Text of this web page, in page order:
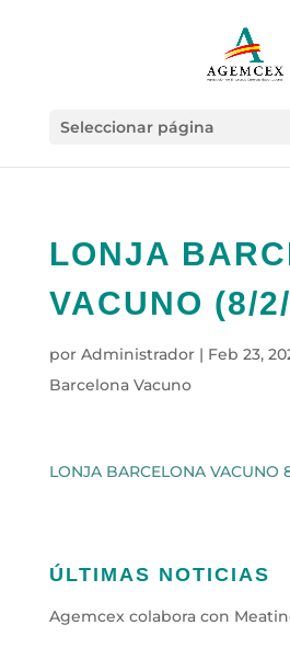
Seleccionar página
LONJA
VACUNO (8/
por Administrador| Feb 23,
Barcelona Vacuno
LONJA BARCELONA VACUNO
ÚLTIMAS NOTICIAS
Agemcex colabora con